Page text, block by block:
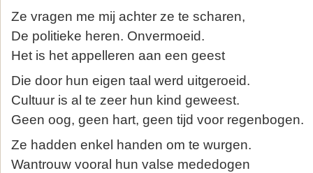
Ze vragen me mij achter ze te scharen,
De politieke heren. Onvermoeid.
Het is het appelleren aan een geest
Die door hun eigen taal werd uitgeroeid.
Cultuur is al te zeer hun kind geweest.
Geen oog, geen hart, geen tijd voor regenbogen.
Ze hadden enkel handen om te wurgen.
Wantrouw vooral hun valse mededogen